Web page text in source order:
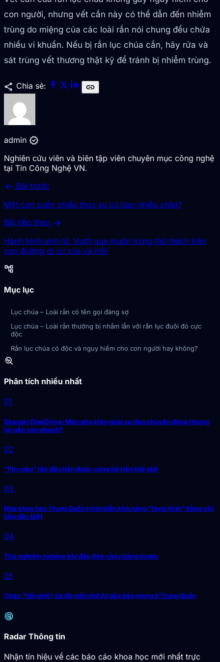
con người, nhưng vết cắn này có thể dẫn đến nhiễm
trùng do miệng của các loài rắn nói chung đều chứa
nhiều vi khuẩn. Nếu bị rắn lục chúa cắn, hãy rửa và
sát trùng vết thương thật kỹ để tránh bị nhiễm trùng.
share Chia sẻ: link
admin verified
Nghiên cứu viên và biên tập viên chuyên mục công nghệ
tại Tin Công Nghệ VN.
arrow_back Bài trước
Một con cuốn chiếu thực sự có bao nhiêu chân?
Bài tiếp theo arrow_forward
Hành trình sinh tử: Vượt qua muôn trùng thử thách trên
con đường di cư của cá hồi!
account_tree
Mục lục
Lục chúa – Loài rắn có tên gọi đáng sợ
Lục chúa – Loài rắn thường bị nhầm lẫn với rắn lục đuôi đỏ cực
độc
Rắn lục chúa có độc và nguy hiểm cho con người hay không?
troubleshoot
Phân tích nhiều nhất
01
Skarper DiskDrive: Món phụ kiện giúp xe đạp chuyển động nhưng
lại gắn vào phanh?
02
"Pin máu" lần đầu tiên được công bố trên thế giới
03
Nhà khoa học Trung Quốc trình diễn khả năng "tàng hình" bằng vật
liệu đặc biệt
04
Thử nghiệm turbine khí đầu tiên chạy bằng hydro
05
Cháu "hồi sinh" bà đã mất nhờ AI gây bão mạng ở Trung Quốc
radar
Radar Thông tin
Nhận tín hiệu về các báo cáo khoa học mới nhất trực